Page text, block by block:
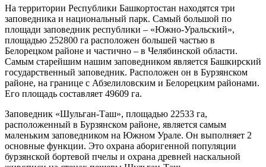
На территории Республики Башкортостан находятся три
заповедника и национальный парк. Самый большой по
площади заповедник республики – «Южно-Уральский»,
площадью 252800 га расположен большей частью в
Белорецком районе и частично – в Челябинской области.
Самым старейшим нашим заповедником является Башкирский
государственный заповедник. Расположен он в Бурзянском
районе, на границе с Абзелиловским и Белорецким районами.
Его площадь составляет 49609 га.
Заповедник «Шульган-Таш», площадью 22533 га,
расположенный в Бурзянском районе, является самым
маленьким заповедником на Южном Урале. Он выполняет 2
основные функции. Это охрана аборигенной популяции
бурзянской бортевой пчелы и охрана древней наскальной